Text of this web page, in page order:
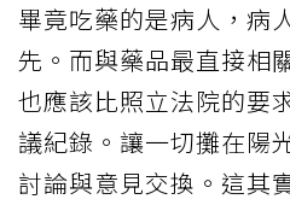
畢竟吃藥的是病人，病
先。而與藥品最直接相
也應該比照立法院的要
議紀錄。讓一切攤在陽
討論與意見交換。這其